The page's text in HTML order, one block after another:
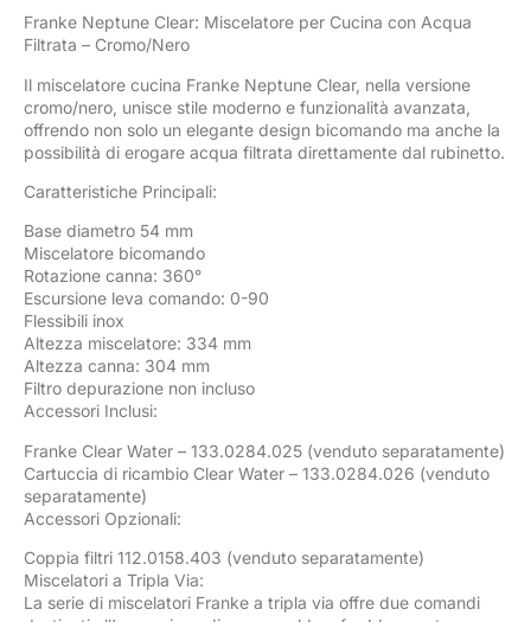
Franke Neptune Clear: Miscelatore per Cucina con Acqua
Filtrata – Cromo/Nero
Il miscelatore cucina Franke Neptune Clear, nella versione
cromo/nero, unisce stile moderno e funzionalità avanzata,
offrendo non solo un elegante design bicomando ma anche la
possibilità di erogare acqua filtrata direttamente dal rubinetto.
Caratteristiche Principali:
Base diametro 54 mm
Miscelatore bicomando
Rotazione canna: 360°
Escursione leva comando: 0-90
Flessibili inox
Altezza miscelatore: 334 mm
Altezza canna: 304 mm
Filtro depurazione non incluso
Accessori Inclusi:
Franke Clear Water – 133.0284.025 (venduto separatamente)
Cartuccia di ricambio Clear Water – 133.0284.026 (venduto
separatamente)
Accessori Opzionali:
Coppia filtri 112.0158.403 (venduto separatamente)
Miscelatori a Tripla Via:
La serie di miscelatori Franke a tripla via offre due comandi